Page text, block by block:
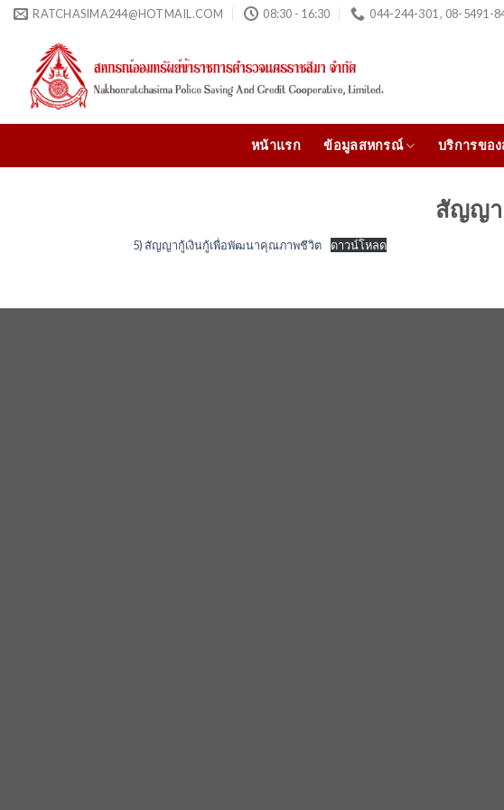
Skip
content
RATCHASIMA244@HOTMAIL.COM 08:30 - 16:30 044-244-301 , 08-5491-
หน้าแรก ข้อมูลสหกรณ์ บริการขอ
สัญญา
5) สัญญากู้เงินกู้เพื่อพัฒนาคุณภาพชีวิต ดาวน์โหลด